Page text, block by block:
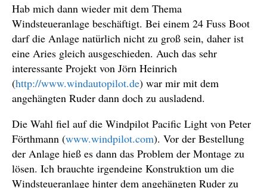
Hab mich dann wieder mit dem Thema
Windsteueranlage beschäftigt. Bei einem 24 Fuss Boot
darf die Anlage natürlich nicht zu groß sein, daher ist
eine Aries gleich ausgeschieden. Auch das sehr
interessante Projekt von Jörn Heinrich
(http://www.windautopilot.de) war mir mit dem
angehängten Ruder dann doch zu ausladend.
Die Wahl fiel auf die Windpilot Pacific Light von Peter
Förthmann (www.windpilot.com). Vor der Bestellung
der Anlage hieß es dann das Problem der Montage zu
lösen. Ich brauchte irgendeine Konstruktion um die
Windsteueranlage hinter dem angehängten Ruder zu